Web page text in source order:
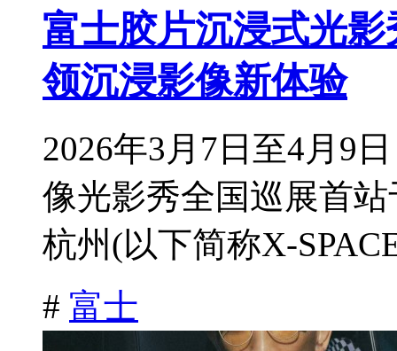
富士胶片沉浸式光
领沉浸影像新体验
2026年3月7日至4月9
像光影秀全国巡展首
杭州(以下简称X-
# 富士